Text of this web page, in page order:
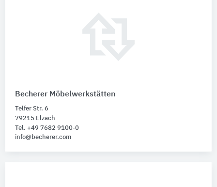
Becherer Möbelwerkstätten
Telfer Str. 6
79215 Elzach
Tel. +49 7682 9100-0
info@becherer.com